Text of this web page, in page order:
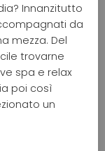
Innanzitutto
da
mezza. Del
trovarne
spa e relax
poi così
un